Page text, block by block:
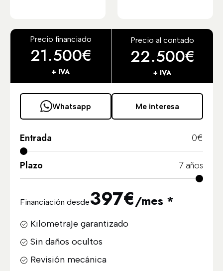
Precio financiado
21.500€
+ IVA
Precio al contado
22.500€
+ IVA
Whatsapp Me interesa
Entrada 0€
Plazo 7años
Financiación desde397€/mes *
Kilometraje garantizado
Sin daños ocultos
Revisión mecánica